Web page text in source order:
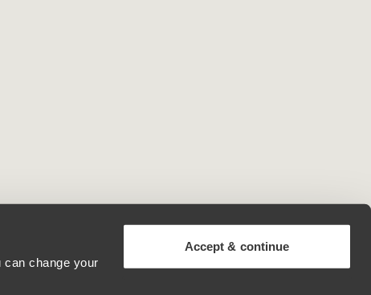
can change your
Accept & continue